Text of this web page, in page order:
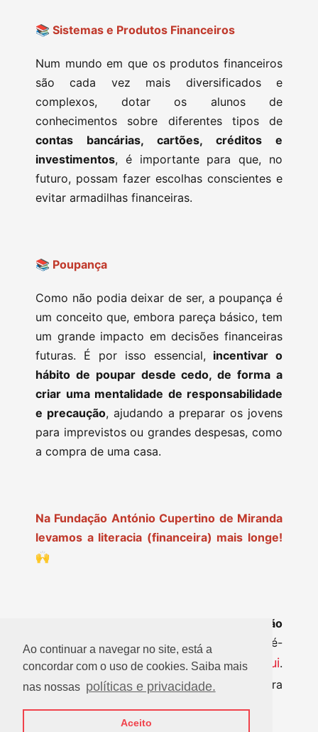
Ao continuar a navegar no site, está a
concordar com o uso de cookies. Saiba mais
nas nossas políticas e privacidade.
Aceito
📚 Sistemas e Produtos Financeiros
Num mundo em que os produtos financeiros
são cada vez mais diversificados e
complexos, dotar os alunos de
conhecimentos sobre diferentes tipos de
contas bancárias, cartões, créditos e
investimentos, é importante para que, no
futuro, possam fazer escolhas conscientes e
evitar armadilhas financeiras.
📚 Poupança
Como não podia deixar de ser, a poupança é
um conceito que, embora pareça básico, tem
um grande impacto em decisões financeiras
futuras. É por isso essencial, incentivar o
hábito de poupar desde cedo, de forma a
criar uma mentalidade de responsabilidade
e precaução, ajudando a preparar os jovens
para imprevistos ou grandes despesas, como
a compra de uma casa.
Na Fundação António Cupertino de Miranda
levamos a literacia (financeira) mais longe!
🙌
Professor, junte-se a nós na próxima edição
do No Poupar Está o Ganho!
As pré-
inscrições continuam disponíveis
aqui.
Acompanhe as nossasredes sociais
para